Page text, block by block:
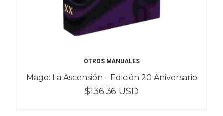
OTROS MANUALES
Mago: La Ascensión – Edición 20 Aniversario
$136.36 USD